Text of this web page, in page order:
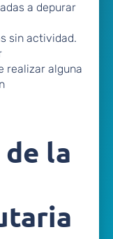
a depurar
sin actividad.
realizar alguna
la